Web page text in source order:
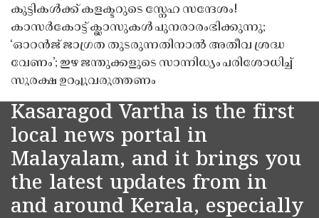
കുട്ടികൾക്ക് കളക്ടറുടെ സ്നേഹ സന്ദേശം!
കാസർകോട്ട് ക്ലാസുകൾ പുനരാരംഭിക്കുന്നു;
‘ഓറൻജ് ജാഗ്രത തുടരുന്നതിനാൽ അതീവ ശ്രദ്ധ
വേണം’; ഇഴ ജന്തുക്കളുടെ സാന്നിധ്യം പരിശോധിച്ച്
സുരക്ഷ ഉറപ്പുവരുത്തണം
Kasaragod Vartha is the first
local news portal in
Malayalam, and it brings you
the latest updates from in
and around Kerala, especially